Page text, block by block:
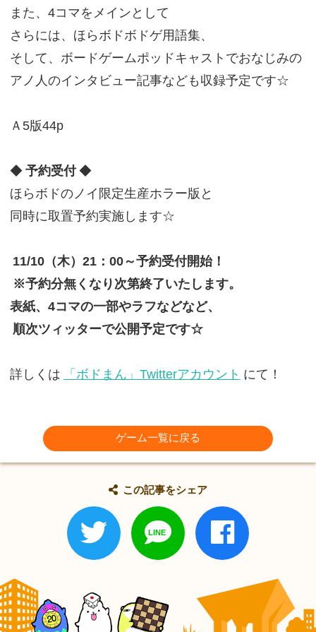
また、4コマをメインとして
さらには、ほらボドボドゲ用語集、
そして、ボードゲームポッドキャストでおなじみの
アノ人のインタビュー記事なども収録予定です☆
Ａ5版44p
◆ 予約受付 ◆
ほらボドのノイ限定生産ホラー版と
同時に取置予約実施します☆
11/10（木）21：00～予約受付開始！
※予約分無くなり次第終了いたします。
表紙、4コマの一部やラフなどなど、
順次ツィッターで公開予定です☆
詳しくは 「ボドまん」Twitterアカウント にて！
ゲーム一覧に戻る
この記事をシェア